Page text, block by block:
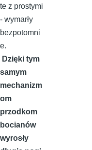
te z prostymi
- wymarły
bezpotomni
e.
Dzięki tym
samym
mechanizm
om
przodkom
bocianów
wyrosły